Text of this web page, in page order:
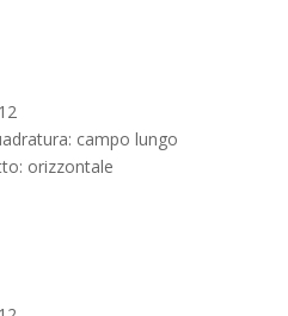
campo lungo
orizzontale